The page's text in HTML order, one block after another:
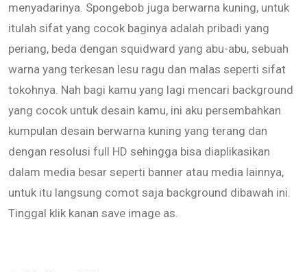
menyadarinya. Spongebob juga berwarna kuning, untuk
itulah sifat yang cocok baginya adalah pribadi yang
periang, beda dengan squidward yang abu-abu, sebuah
warna yang terkesan lesu ragu dan malas seperti sifat
tokohnya. Nah bagi kamu yang lagi mencari background
yang cocok untuk desain kamu, ini aku persembahkan
kumpulan desain berwarna kuning yang terang dan
dengan resolusi full HD sehingga bisa diaplikasikan
dalam media besar seperti banner atau media lainnya,
untuk itu langsung comot saja background dibawah ini.
Tinggal klik kanan save image as.